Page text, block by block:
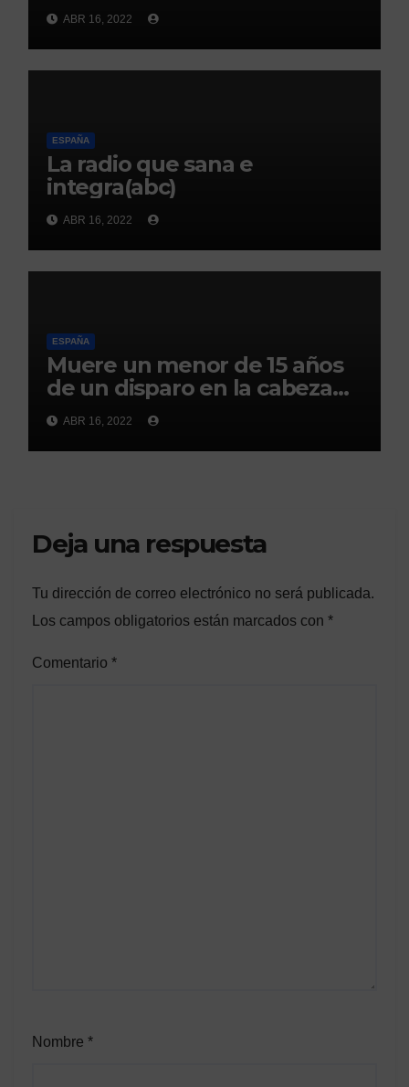
ABR 16, 2022
ESPAÑA
La radio que sana e
integra(abc)
ABR 16, 2022
ESPAÑA
Muere un menor de 15 años
de un disparo en la cabeza
en Ceuta(abc)
ABR 16, 2022
Deja una respuesta
Tu dirección de correo electrónico no será publicada.
Los campos obligatorios están marcados con *
Comentario *
Nombre *